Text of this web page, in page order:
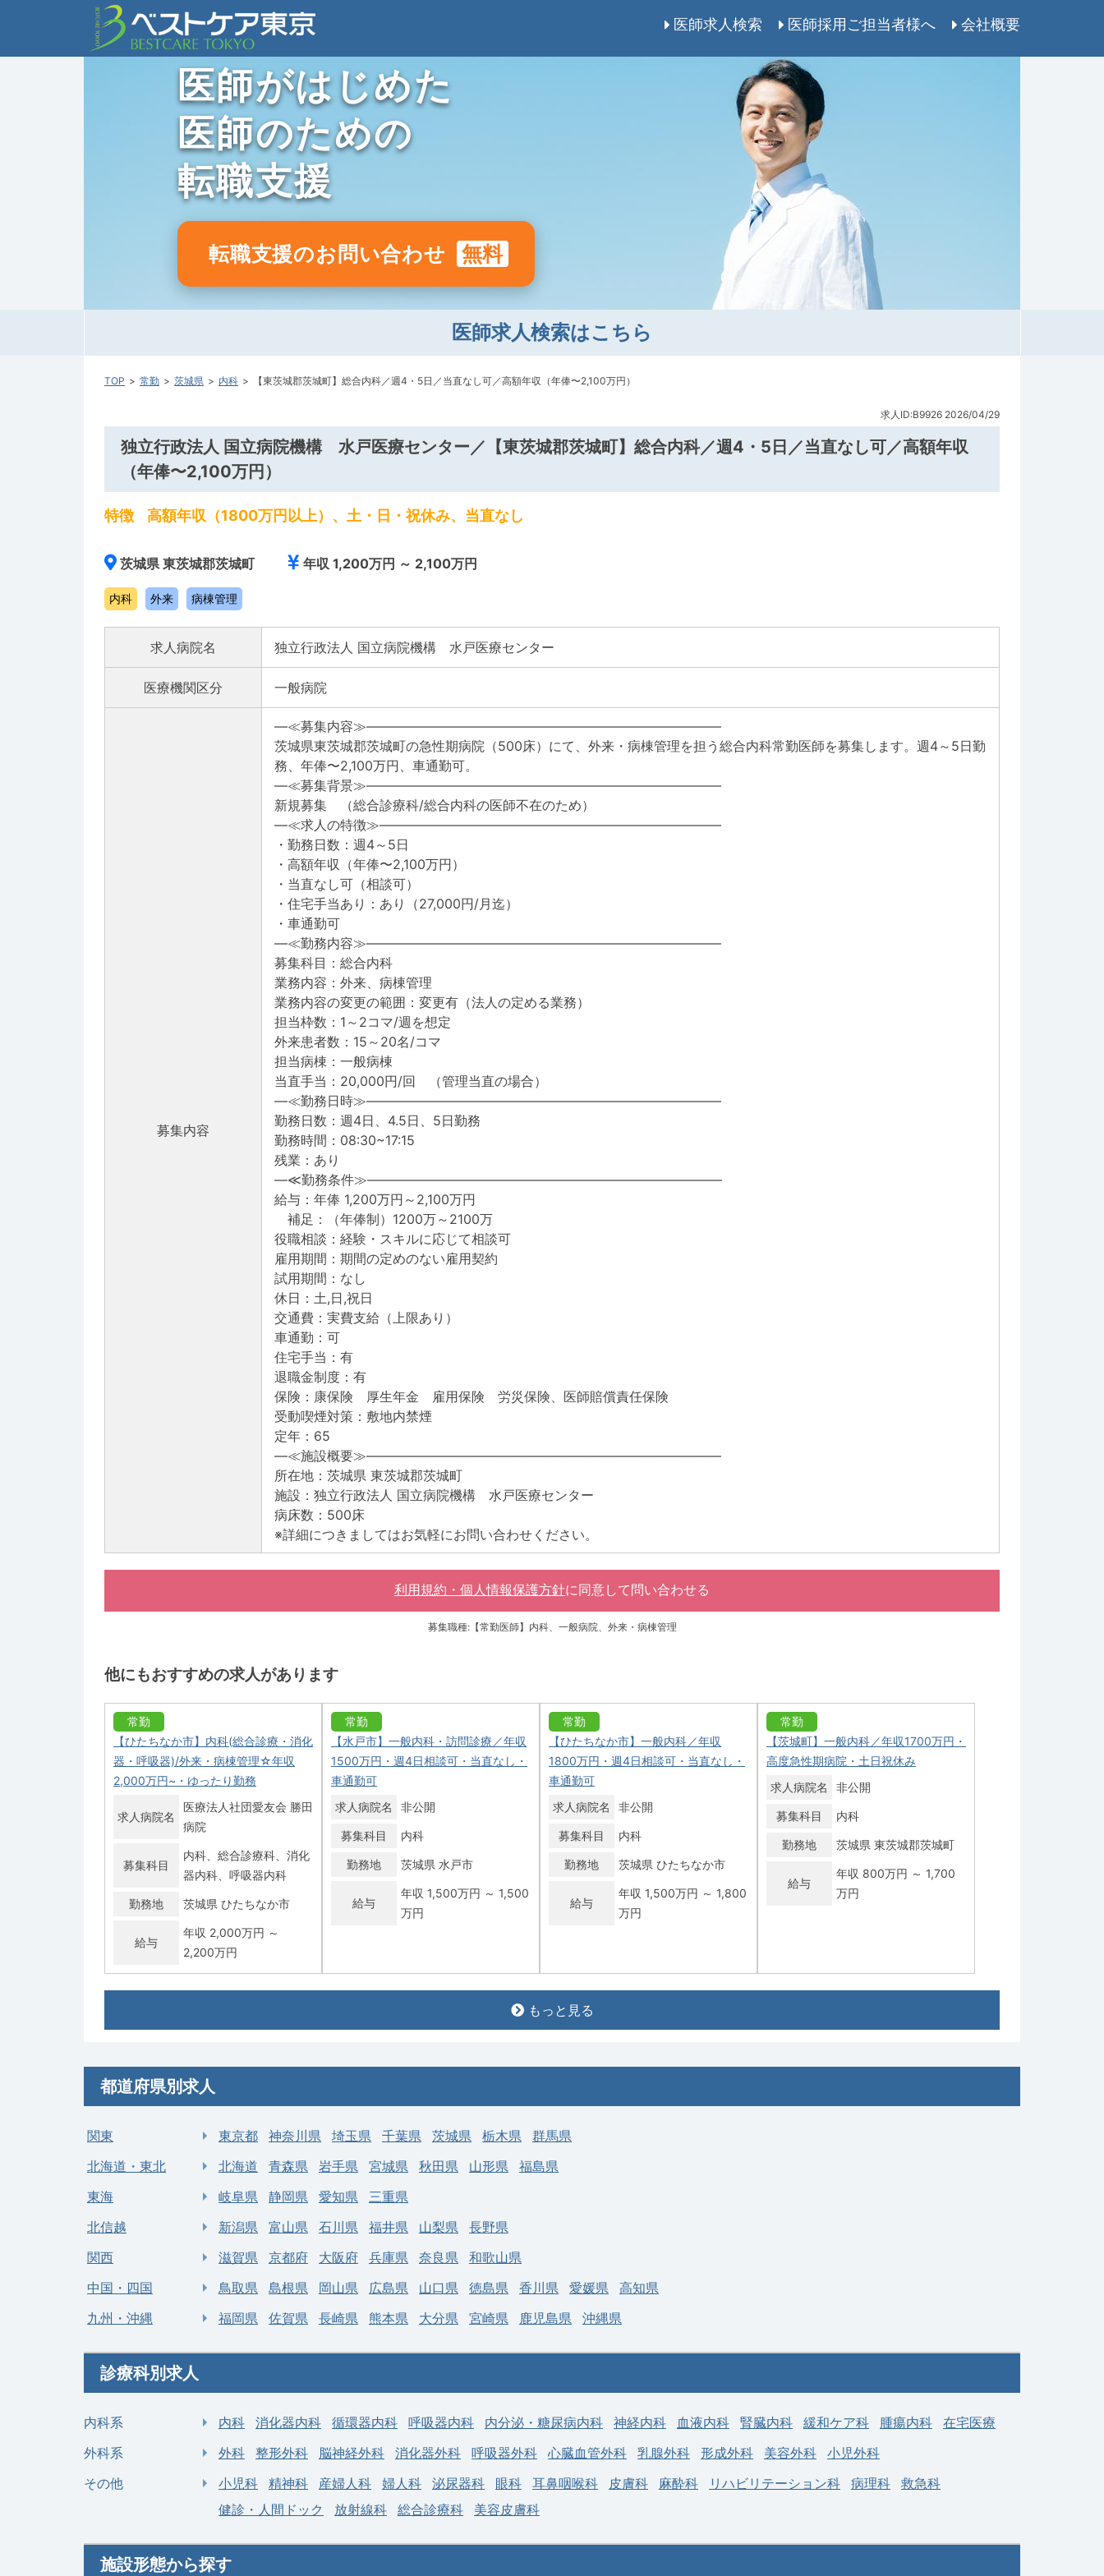
医師求人検索 医師採用ご担当者様へ 会社概要
医師がはじめた
医師のための
転職支援
転職支援のお問い合わせ 無料
医師求人検索はこちら
TOP 常勤 茨城県 内科 【東茨城郡茨城町】総合内科／週4・5日／当直なし可／高額年収（年俸〜2,100万円）
求人ID:B9926 2026/04/29
独立行政法人 国立病院機構 水戸医療センター／【東茨城郡茨城町】総合内科／週4・5日／当直なし可／高額年収
（年俸〜2,100万円）
特徴 高額年収（1800万円以上）、土・日・祝休み、当直なし
茨城県 東茨城郡茨城町 年収 1,200万円 ～ 2,100万円
内科 外来 病棟管理
求人病院名 独立行政法人 国立病院機構 水戸医療センター
医療機関区分 一般病院
募集内容
―≪募集内容≫―――――――――――――――――――――――――――
茨城県東茨城郡茨城町の急性期病院（500床）にて、外来・病棟管理を担う総合内科常勤医師を募集します。週4～5日勤
務、年俸〜2,100万円、車通勤可。
―≪募集背景≫―――――――――――――――――――――――――――
新規募集 （総合診療科/総合内科の医師不在のため）
―≪求人の特徴≫――――――――――――――――――――――――――
・勤務日数：週4～5日
・高額年収（年俸〜2,100万円）
・当直なし可（相談可）
・住宅手当あり：あり（27,000円/月迄）
・車通勤可
―≪勤務内容≫―――――――――――――――――――――――――――
募集科目：総合内科
業務内容：外来、病棟管理
業務内容の変更の範囲：変更有（法人の定める業務）
担当枠数：1～2コマ/週を想定
外来患者数：15～20名/コマ
担当病棟：一般病棟
当直手当：20,000円/回 （管理当直の場合）
―≪勤務日時≫―――――――――――――――――――――――――――
勤務日数：週4日、4.5日、5日勤務
勤務時間：08:30~17:15
残業：あり
―≪勤務条件≫―――――――――――――――――――――――――――
給与：年俸 1,200万円～2,100万円
補足：（年俸制）1200万～2100万
役職相談：経験・スキルに応じて相談可
雇用期間：期間の定めのない雇用契約
試用期間：なし
休日：土,日,祝日
交通費：実費支給（上限あり）
車通勤：可
住宅手当：有
退職金制度：有
保険：康保険 厚生年金 雇用保険 労災保険、医師賠償責任保険
受動喫煙対策：敷地内禁煙
定年：65
―≪施設概要≫―――――――――――――――――――――――――――
所在地：茨城県 東茨城郡茨城町
施設：独立行政法人 国立病院機構 水戸医療センター
病床数：500床
※詳細につきましてはお気軽にお問い合わせください。
利用規約・個人情報保護方針に同意して 問い合わせる
募集職種:【常勤医師】内科、一般病院、外来・病棟管理
他にもおすすめの求人があります
常勤
【ひたちなか市】内科(総合診療・消化
器・呼吸器)/外来・病棟管理☆年収
2,000万円~・ゆったり勤務
求人病院名
医療法人社団愛友会 勝田
病院
募集科目
内科 総合診療科
消化
器内科
呼吸器内科
勤務地 茨城県 ひたちなか市
給与
年収 2,000万円 ～
2,200万円
常勤
【水戸市】一般内科・訪問診療／年収
1500万円・週4日相談可・当直なし・
車通勤可
求人病院名
非公開
募集科目 内科
勤務地 茨城県 水戸市
給与
年収 1,500万円 ～ 1,500
万円
常勤
【ひたちなか市】一般内科／年収
1800万円・週4日相談可・当直なし・
車通勤可
求人病院名
非公開
募集科目 内科
勤務地 茨城県 ひたちなか市
給与
年収 1,500万円 ～ 1,800
万円
常勤
【茨城町】一般内科／年収1700万円・
高度急性期病院・土日祝休み
求人病院名
非公開
募集科目 内科
勤務地 茨城県 東茨城郡茨城町
給与
年収 800万円 ～ 1,700
万円
常勤
／当直なし可／高額年収（年俸〜
求人病院名 村立東海病院
募集科目 内科
茨城県 那珂郡東海村
給与
年収 1,000万円 ～ 2,000
常勤
【水戸市】一般内科／週4日／当直な
し可
内科
給与
万円
常勤
【筑西市】一般内科／週4・5日／当直
なし可／高額年収（年俸〜1,980万
常勤
なし可／高額年収（年俸〜2,200万
もっと見る
都道府県別求人
関東 東京都 神奈川県 埼玉県 千葉県 茨城県 栃木県
群馬県
北海道・東北
北海道 青森県 岩手県 宮城県 秋田県 山形県
福島県
東海
岐阜県 静岡県 愛知県
三重県
北信越
新潟県 富山県 石川県 福井県 山梨県
長野県
関西
滋賀県 京都府 大阪府 兵庫県 奈良県
和歌山県
中国・四国
鳥取県 島根県 岡山県 広島県 山口県 徳島県 香川県 愛媛県
高知県
九州・沖縄
福岡県 佐賀県 長崎県 熊本県 大分県 宮崎県 鹿児島県 沖縄県
診療科別求人
内科系 内科 消化器内科 循環器内科 呼吸器内科 内分泌・糖尿病内科 神経内科 血液内科 腎臓内科 緩和ケア科 腫瘍内科
在宅医療
外科系
外科 整形外科 脳神経外科 消化器外科 呼吸器外科 心臓血管外科 乳腺外科 形成外科 美容外科
小児外科
その他
小児科 精神科 産婦人科 婦人科 泌尿器科 眼科 耳鼻咽喉科 皮膚科 麻酔科 リハビリテーション科 病理科
救急科
健診・人間ドック
放射線科 総合診療科 美容皮膚科
施設形態から探す